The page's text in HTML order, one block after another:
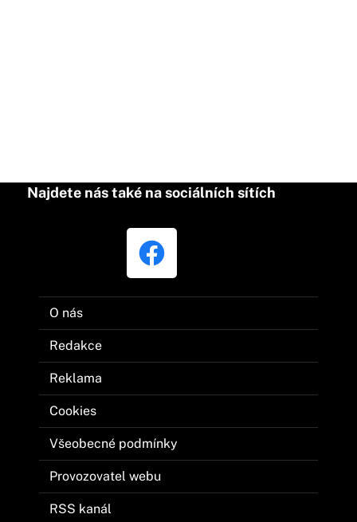
Najdete nás také na sociálních sítích
O nás
Redakce
Reklama
Cookies
Všeobecné podmínky
Provozovatel webu
RSS kanál